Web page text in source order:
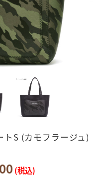
トS (カモフラージュ)
(税込)